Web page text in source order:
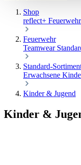
Shop
reflect+ Feuerwehr
Feuerwehr
Teamwear
Standard-
Erwachsene
Kinder & Jugend
Kinder &